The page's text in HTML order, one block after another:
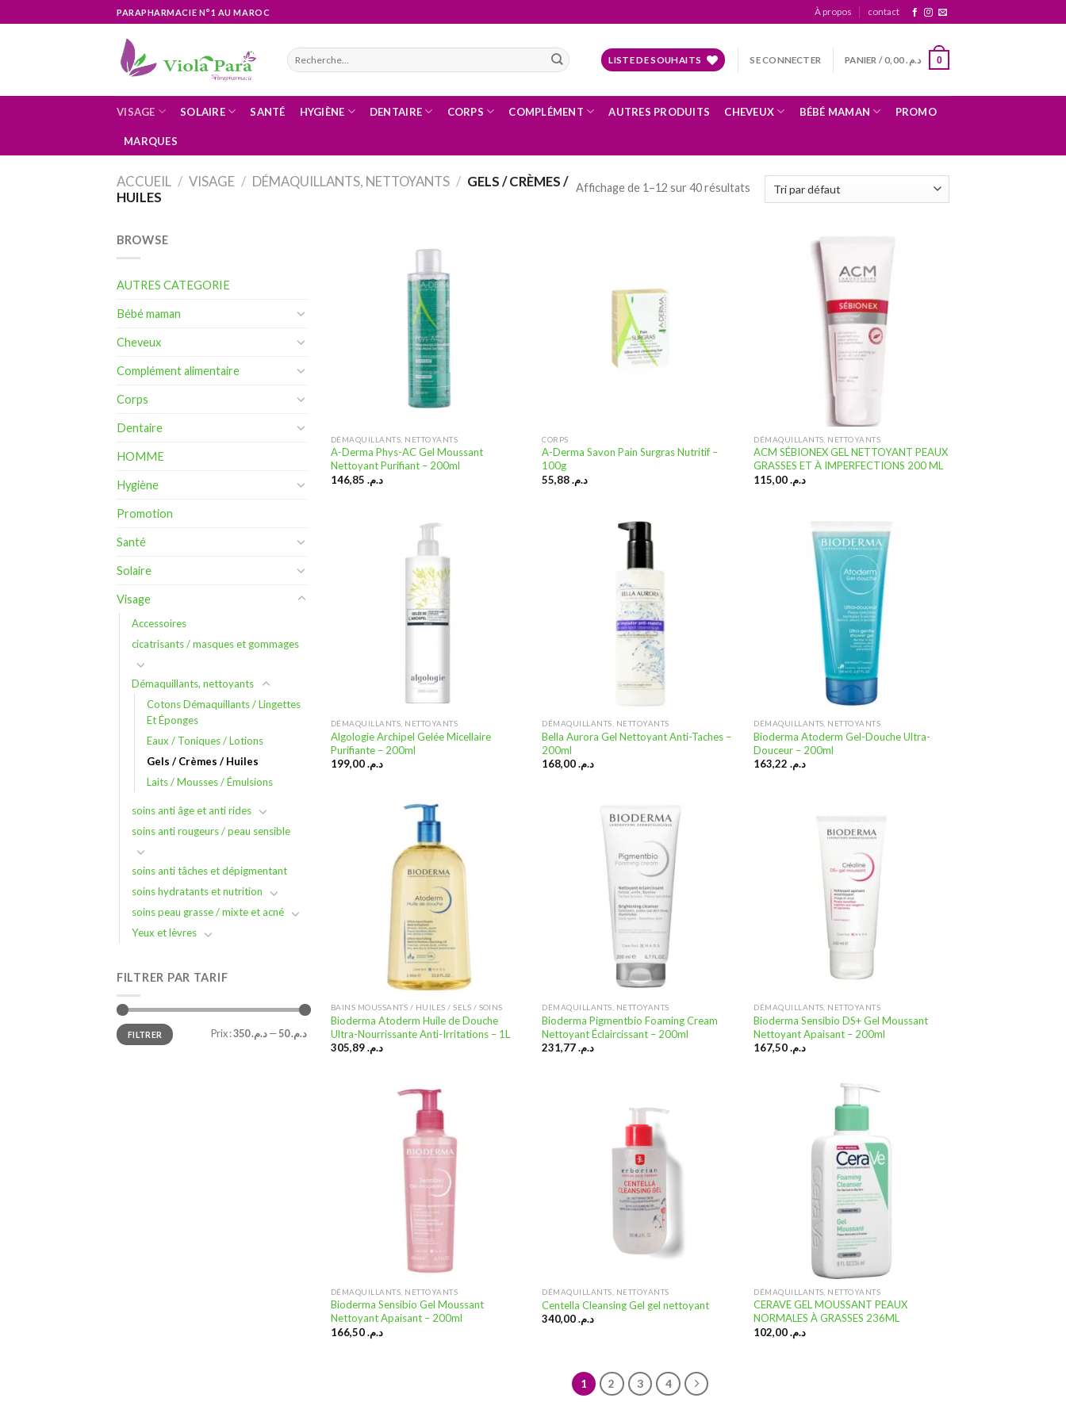
to
PARAPHARMACIE N°1 AU MAROC À propos contact
Recherche
pour :
LISTE DE SOUHAITS SE CONNECTER PANIER / د.م. 0
VISAGE SOLAIRE SANTÉ HYGIÈNE DENTAIRE CORPS COMPLÉMENT AUTRES PRODUITS CHEVEUX BÉBÉ MAMAN PROMO
MARQUES
ACCUEIL / VISAGE / DÉMAQUILLANTS, NETTOYANTS / GELS / CRÈMES /
HUILES
Affichage de 1–12 sur 40 résultats
BROWSE
AUTRES CATEGORIE
Bébé maman
Cheveux
Complément alimentaire
Corps
Dentaire
HOMME
Hygiène
Promotion
Santé
Solaire
Visage
Accessoires
cicatrisants / masques et gommages
Démaquillants, nettoyants
Cotons Démaquillants / Lingettes
Et Éponges
Eaux / Toniques / Lotions
Gels / Crèmes / Huiles
Laits / Mousses / Émulsions
soins anti âge et anti rides
soins anti rougeurs / peau sensible
soins anti tâches et dépigmentant
soins hydratants et nutrition
soins peau grasse / mixte et acné
Yeux et lèvres
FILTRER PAR TARIF
Prix
min
Prix
maxFILTRER Prix : د.م. 50 —د.م. 350
DÉMAQUILLANTS, NETTOYANTS
A-Derma Phys-AC Gel Moussant
Nettoyant Purifiant – 200ml
د.م.
CORPS
A-Derma Savon Pain Surgras Nutritif –
100g
د.م.55,88
DÉMAQUILLANTS, NETTOYANTS
ACM SÉBIONEX GEL NETTOYANT PEAUX
GRASSES ET À IMPERFECTIONS 200 ML
د.م.115,00
DÉMAQUILLANTS, NETTOYANTS
Algologie Archipel Gelée Micellaire
Purifiante – 200ml
د.م.199,00
DÉMAQUILLANTS, NETTOYANTS
Bella Aurora Gel Nettoyant Anti-Taches –
200ml
د.م.168,00
DÉMAQUILLANTS, NETTOYANTS
Bioderma Atoderm Gel-Douche Ultra-
Douceur – 200ml
د.م.163,22
BAINS MOUSSANTS / HUILES / SELS / SOINS
Bioderma Atoderm Huile de Douche
Ultra-Nourrissante Anti-Irritations – 1L
د.م.305,89
DÉMAQUILLANTS, NETTOYANTS
Bioderma Pigmentbio Foaming Cream
Nettoyant Éclaircissant – 200ml
د.م.231,77
DÉMAQUILLANTS, NETTOYANTS
Bioderma Sensibio DS+ Gel Moussant
Nettoyant Apaisant – 200ml
د.م.167,50
DÉMAQUILLANTS, NETTOYANTS
Bioderma Sensibio Gel Moussant
Nettoyant Apaisant – 200ml
د.م.166,50
DÉMAQUILLANTS, NETTOYANTS
Centella Cleansing Gel gel nettoyant
د.م.340,00
DÉMAQUILLANTS, NETTOYANTS
CERAVE GEL MOUSSANT PEAUX
NORMALES À GRASSES 236ML
د.م.102,00
1 2 3 4